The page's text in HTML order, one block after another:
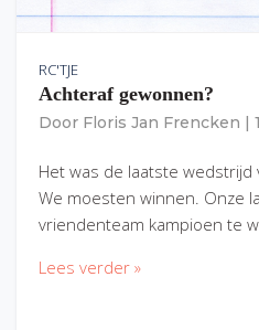
RC'TJE
Achteraf gewonnen?
Door Floris Jan Frencken
Het was de laatste wedstrijd
We moesten winnen. Onze
vriendenteam kampioen te
Lees verder »